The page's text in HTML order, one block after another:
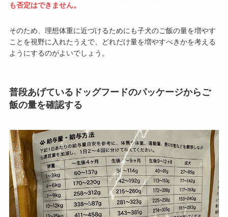
も否定はできません。
そのため、理想体重に近づけるためにも子犬のご飯の量を増やす
ことを視野に入れたうえで、どれだけ量を増やすべきかを考える
ようにするのがよいでしょう。
普段あげているドッグフードのパッケージからご
飯の量を確認する